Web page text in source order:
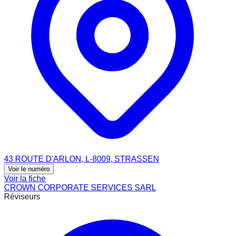
43 ROUTE D'ARLON, L-8009, STRASSEN
Voir le numéro
Voir la fiche
CROWN CORPORATE SERVICES SARL
Réviseurs